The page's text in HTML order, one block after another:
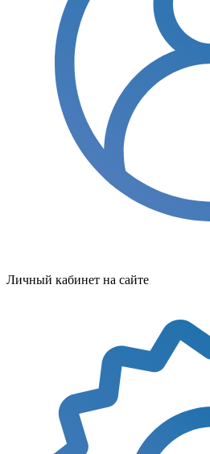
Личный кабинет на сайте